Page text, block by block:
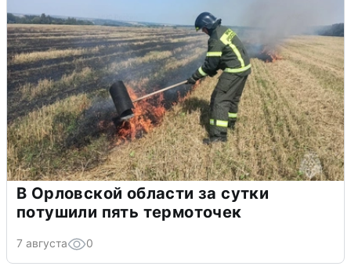
В Орловской области за сутки
потушили пять термоточек
7 августа 0